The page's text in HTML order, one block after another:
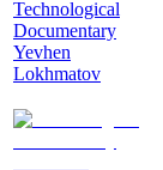
Technological
Documentary
Yevhen
Lokhmatov